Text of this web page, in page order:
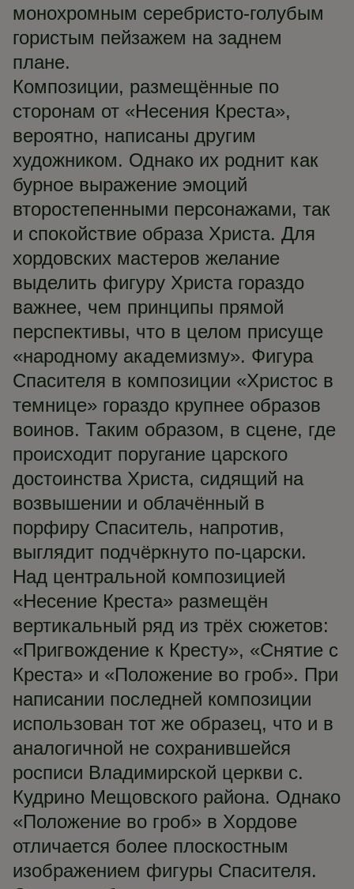
монохромным серебристо-голубым
гористым пейзажем на заднем
плане.
Композиции, размещённые по
сторонам от «Несения Креста»,
вероятно, написаны другим
художником. Однако их роднит как
бурное выражение эмоций
второстепенными персонажами, так
и спокойствие образа Христа. Для
хордовских мастеров желание
выделить фигуру Христа гораздо
важнее, чем принципы прямой
перспективы, что в целом присуще
«народному академизму». Фигура
Спасителя в композиции «Христос в
темнице» гораздо крупнее образов
воинов. Таким образом, в сцене, где
происходит поругание царского
достоинства Христа, сидящий на
возвышении и облачённый в
порфиру Спаситель, напротив,
выглядит подчёркнуто по-царски.
Над центральной композицией
«Несение Креста» размещён
вертикальный ряд из трёх сюжетов:
«Пригвождение к Кресту», «Снятие с
Креста» и «Положение во гроб». При
написании последней композиции
использован тот же образец, что и в
аналогичной не сохранившейся
росписи Владимирской церкви с.
Кудрино Мещовского района. Однако
«Положение во гроб» в Хордове
отличается более плоскостным
изображением фигуры Спасителя.